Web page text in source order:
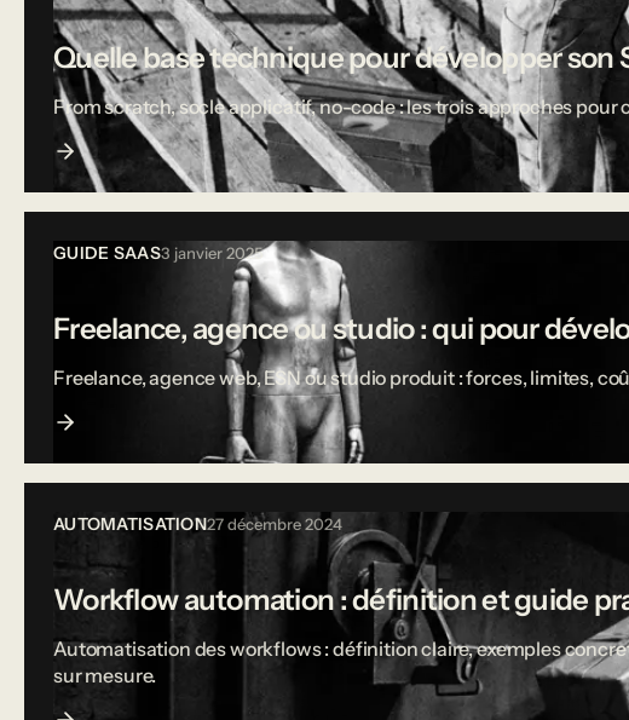
Quelle base technique pour développer son
From scratch, socle applicatif, no-code : les trois approches
GUIDE SAAS3 janvier 2025
Freelance, agence ou studio : qui pour
Freelance, agence web, ESN ou studio produit : forces, limites,
AUTOMATISATION27 décembre 2024
Workflow automation : définition et guide
Automatisation des workflows : définition claire, exemples
sur mesure.